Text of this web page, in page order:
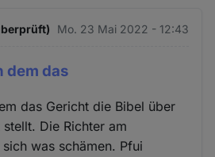
Mo. 23 Mai 2022 - 12:43
dem das
das Gericht die Bibel über
Die Richter am
was schämen. Pfui